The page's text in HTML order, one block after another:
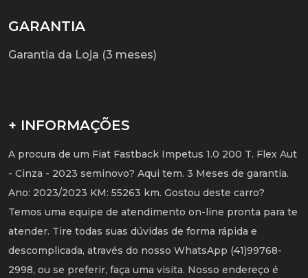
GARANTIA
Garantia da Loja (3 meses)
+ INFORMAÇÕES
A procura de um Fiat Fastback Impetus 1.0 200 T. Flex Aut
- Cinza - 2023 seminovo? Aqui tem. 3 Meses de garantia.
Ano: 2023/2023 KM: 55263 km. Gostou deste carro?
Temos uma equipe de atendimento on-line pronta para te
atender. Tire todas suas dúvidas de forma rápida e
descomplicada, através do nosso WhatsApp (41)99768-
2998, ou se preferir, faça uma visita. Nosso endereço é